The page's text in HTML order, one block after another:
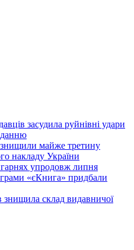
засудила руйнівні удари
знищили майже третину
накладу України
упродовж липня
«єКнига» придбали
знищила склад видавничої